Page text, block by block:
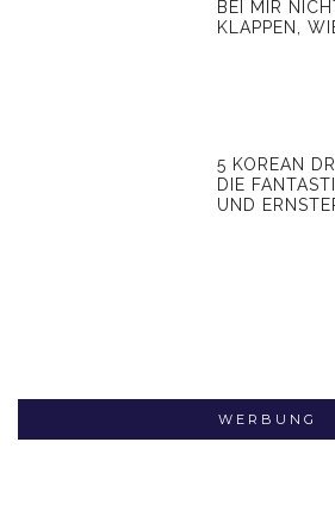
BEI MIR
KLAPPEN,
5 KOREAN
DIE
UND
WERBUNG